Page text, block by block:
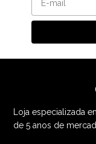
Loja especializada
de 5 anos de